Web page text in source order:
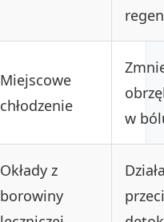
Miejscowe
chłodzenie
w
Okłady z
borowiny